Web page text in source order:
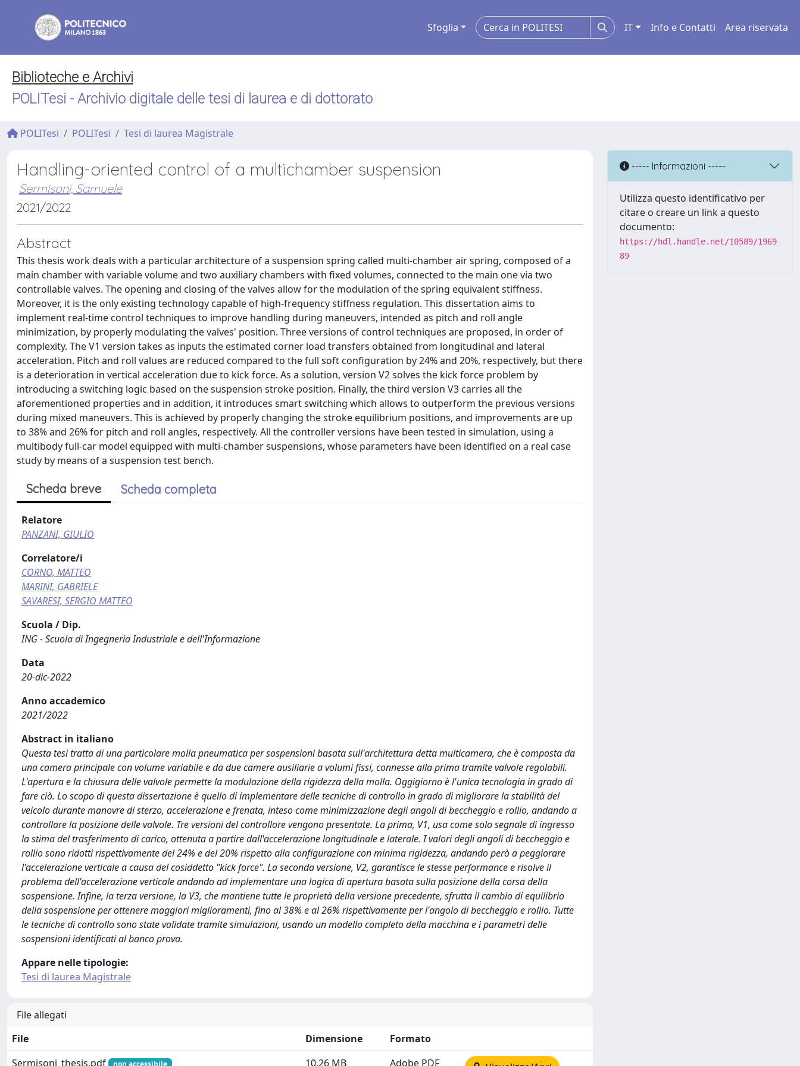
Sfoglia IT Info e Contatti Area riservata
Biblioteche e Archivi
POLITesi - Archivio digitale delle tesi di laurea e di dottorato
POLITesi POLITesi Tesi di laurea Magistrale
Handling-oriented control of a multichamber suspension
Sermisoni, Samuele
2021/2022
Abstract
This thesis work deals with a particular architecture of a suspension spring called multi-chamber air spring, composed of a
main chamber with variable volume and two auxiliary chambers with fixed volumes, connected to the main one via two
controllable valves. The opening and closing of the valves allow for the modulation of the spring equivalent stiffness.
Moreover, it is the only existing technology capable of high-frequency stiffness regulation. This dissertation aims to
implement real-time control techniques to improve handling during maneuvers, intended as pitch and roll angle
minimization, by properly modulating the valves' position. Three versions of control techniques are proposed, in order of
complexity. The V1 version takes as inputs the estimated corner load transfers obtained from longitudinal and lateral
acceleration. Pitch and roll values are reduced compared to the full soft configuration by 24% and 20%, respectively, but there
is a deterioration in vertical acceleration due to kick force. As a solution, version V2 solves the kick force problem by
introducing a switching logic based on the suspension stroke position. Finally, the third version V3 carries all the
aforementioned properties and in addition, it introduces smart switching which allows to outperform the previous versions
during mixed maneuvers. This is achieved by properly changing the stroke equilibrium positions, and improvements are up
to 38% and 26% for pitch and roll angles, respectively. All the controller versions have been tested in simulation, using a
multibody full-car model equipped with multi-chamber suspensions, whose parameters have been identified on a real case
study by means of a suspension test bench.
Scheda breve Scheda completa
Relatore
PANZANI, GIULIO
Correlatore/i
CORNO, MATTEO
MARINI, GABRIELE
SAVARESI, SERGIO MATTEO
Scuola / Dip.
ING - Scuola di Ingegneria Industriale e dell'Informazione
Data
20-dic-2022
Anno accademico
2021/2022
Abstract in italiano
Questa tesi tratta di una particolare molla pneumatica per sospensioni basata sull'architettura detta multicamera, che è composta da
una camera principale con volume variabile e da due camere ausiliarie a volumi fissi, connesse alla prima tramite valvole regolabili.
L'apertura e la chiusura delle valvole permette la modulazione della rigidezza della molla. Oggigiorno è l'unica tecnologia in grado di
fare ciò. Lo scopo di questa dissertazione è quello di implementare delle tecniche di controllo in grado di migliorare la stabilità del
veicolo durante manovre di sterzo, accelerazione e frenata, inteso come minimizzazione degli angoli di beccheggio e rollio, andando a
controllare la posizione delle valvole. Tre versioni del controllore vengono presentate. La prima, V1, usa come solo segnale di ingresso
la stima del trasferimento di carico, ottenuta a partire dall'accelerazione longitudinale e laterale. I valori degli angoli di beccheggio e
rollio sono ridotti rispettivamente del 24% e del 20% rispetto alla configurazione con minima rigidezza, andando però a peggiorare
l'accelerazione verticale a causa del cosiddetto "kick force". La seconda versione, V2, garantisce le stesse performance e risolve il
problema dell'accelerazione verticale andando ad implementare una logica di apertura basata sulla posizione della corsa della
sospensione. Infine, la terza versione, la V3, che mantiene tutte le proprietà della versione precedente, sfrutta il cambio di equilibrio
della sospensione per ottenere maggiori miglioramenti, fino al 38% e al 26% rispettivamente per l'angolo di beccheggio e rollio. Tutte
le tecniche di controllo sono state validate tramite simulazioni, usando un modello completo della macchina e i parametri delle
sospensioni identificati al banco prova.
Appare nelle tipologie:
Tesi di laurea Magistrale
File allegati
File
Dimensione
Formato
Sermisoni_thesis.pdf
non accessibile 10.26 MB Adobe PDF
----- Informazioni -----
Utilizza questo identificativo per
citare o creare un link a questo
documento:
https://hdl.handle.net/10589/1969
89